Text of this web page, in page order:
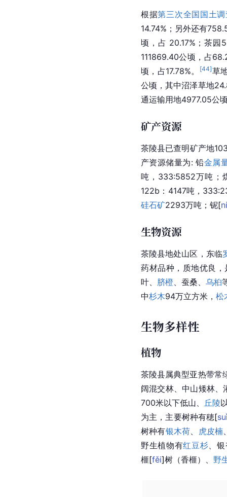
根据第三次全国国土
14.74%；另外还有
顷，占 20.17%；茶园
111869.40公顷，占
顷，占17.78%。
[44]草
公顷，其中沼泽草地
通运输用地4977.05公
矿产资源
茶陵县已查明矿产地
产资源储量为: 铅金属
吨，333:5852万吨；
122b：4147吨，
硅石矿2293万吨； 铌[ní
生物资源
茶陵县地处山区， 东临
药材品种，质地优良，
叶、 脐橙 、蚕桑、乌桕
中杉木94万立方米， 松
生物多样性
植物
茶陵县属典型亚热带常
阔混交林、中山矮林
700米以下低山、
丘陵
为主，主要树种有穂[
树种有银木荷 虎皮楠
野生植物有红豆杉 、
榧[fěi]树（香榧）、 野